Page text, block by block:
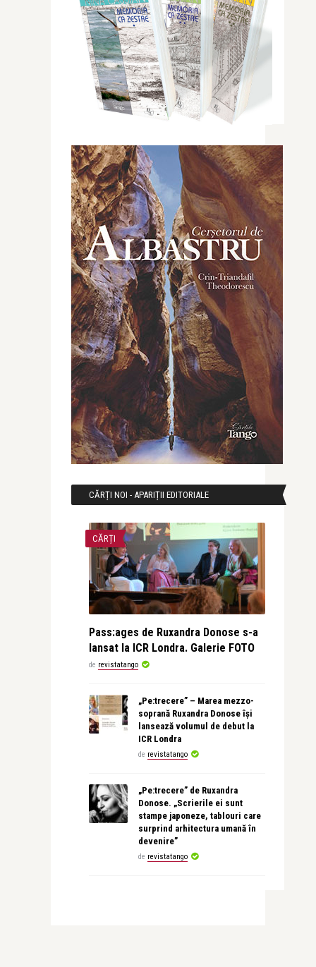
CĂRȚI NOI - APARIȚII EDITORIALE
CĂRȚI
Pass:ages de Ruxandra Donose s-a
lansat la ICR Londra. Galerie FOTO
de revistatango
„Pe:trecere” – Marea mezzo-
soprană Ruxandra Donose își
lansează volumul de debut la
ICR Londra
de revistatango
„Pe:trecere” de Ruxandra
Donose. „Scrierile ei sunt
stampe japoneze, tablouri care
surprind arhitectura umană în
devenire”
de revistatango